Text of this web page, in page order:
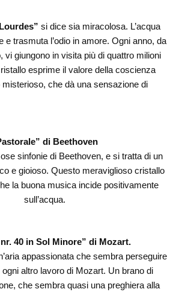
si dice sia miracolosa. L’acqua
e trasmuta l’odio in amore. Ogni anno, da
vi giungono in visita più di quattro milioni
esprime il valore della coscienza
che dà una sensazione di
di Beethoven
sinfonie di Beethoven, e si tratta di un
e gioioso. Questo meraviglioso cristallo
la buona musica incide positivamente
sull’acqua.
40 in Sol Minore” di Mozart.
appassionata che sembra perseguire
ogni altro lavoro di Mozart. Un brano di
che sembra quasi una preghiera alla